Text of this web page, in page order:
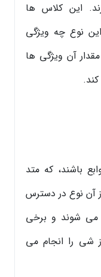
این کلاس ها
نوع چه ویژگی
آن ویژگی ها
باشند، که متد
آن نوع در دسترس
می شوند و برخی
شی را انجام می